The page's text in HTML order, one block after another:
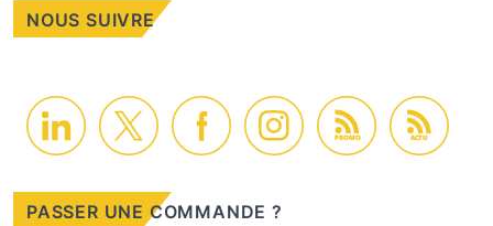
NOUS SUIVRE
PROMO ACTU
PASSER UNE COMMANDE ?